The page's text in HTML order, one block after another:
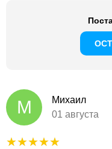
М
Михаил
01 августа